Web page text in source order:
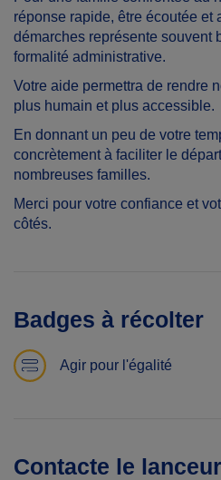
réponse rapide, être écoutée et
démarches représente souvent
formalité administrative.
Votre aide permettra de rendre
plus humain et plus accessible.
En donnant un peu de votre
concrètement à faciliter le
nombreuses familles.
Merci pour votre confiance et
côtés.
Badges à récolter
Agir pour l'égalité
Contacte le